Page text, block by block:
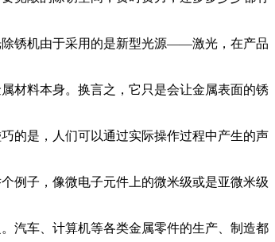
除锈机由于采用的是新型光源——激光，在产品
材料本身。换言之，它只是会让金属表面的锈
的是，人们可以通过实际操作过程中产生的声
例子，像微电子元件上的微米级或是亚微米级
汽车、计算机等各类金属零件的生产、制造都